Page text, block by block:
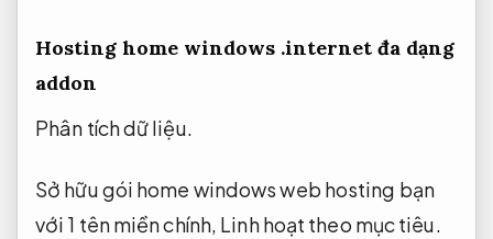
Hosting home windows .internet đa dạng
addon
Phân tích dữ liệu.
Sở hữu gói home windows web hosting bạn
với 1 tên miền chính, Linh hoạt theo mục tiêu.